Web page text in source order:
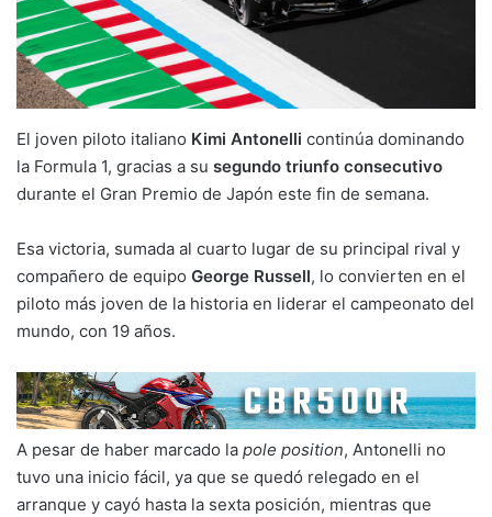
El joven piloto italiano Kimi Antonelli continúa dominando
la Formula 1, gracias a su segundo triunfo consecutivo
durante el Gran Premio de Japón este fin de semana.
Esa victoria, sumada al cuarto lugar de su principal rival y
compañero de equipo George Russell, lo convierten en el
piloto más joven de la historia en liderar el campeonato del
mundo, con 19 años.
A pesar de haber marcado la pole position, Antonelli no
tuvo una inicio fácil, ya que se quedó relegado en el
arranque y cayó hasta la sexta posición, mientras que